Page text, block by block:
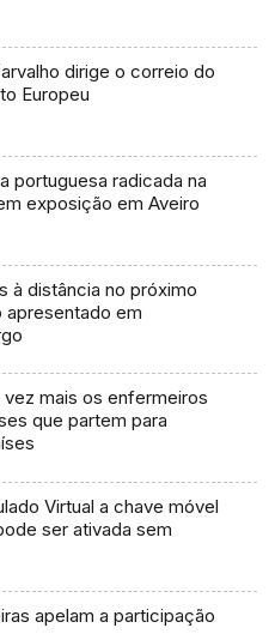
dirige o correio do
Europeu
portuguesa radicada na
exposição em Aveiro
à distância no próximo
apresentado em
vez mais os enfermeiros
que partem para
Virtual a chave móvel
ser ativada sem
apelam a participação